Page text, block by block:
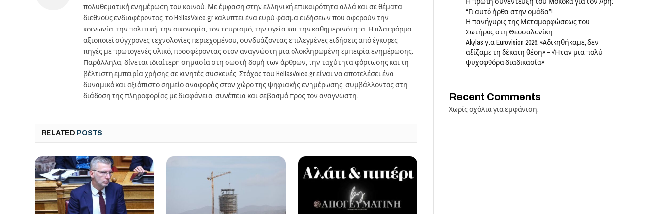
πολυθεματική ενημέρωση του κοινού. Με έμφαση στην ελληνική επικαιρότητα αλλά και σε θέματα
διεθνούς ενδιαφέροντος, το HellasVoice.gr καλύπτει ένα ευρύ φάσμα ειδήσεων που αφορούν την
κοινωνία, την πολιτική, την οικονομία, τον τουρισμό, την υγεία και την καθημερινότητα. Η πλατφόρμα
αξιοποιεί σύγχρονες τεχνολογίες περιεχομένου, συνδυάζοντας επιλεγμένες ειδήσεις από έγκυρες
πηγές με πρωτογενές υλικό, προσφέροντας στον αναγνώστη μια ολοκληρωμένη εμπειρία ενημέρωσης.
Παράλληλα, δίνεται ιδιαίτερη σημασία στη σωστή δομή των άρθρων, την ταχύτητα φόρτωσης και τη
βέλτιστη εμπειρία χρήσης σε κινητές συσκευές. Στόχος του HellasVoice.gr είναι να αποτελέσει ένα
δυναμικό και αξιόπιστο σημείο αναφοράς στον χώρο της ψηφιακής ενημέρωσης, συμβάλλοντας στη
διάδοση της πληροφορίας με διαφάνεια, συνέπεια και σεβασμό προς τον αναγνώστη.
RELATED POSTS
“Γι αυτό ήρθα στην ομάδα”!
Η πανήγυρις της Μεταμορφώσεως του
Σωτήρος στη Θεσσαλονίκη
Akylas για Eurovision 2026: «Aδικηθήκαμε, δεν
αξίζαμε τη δέκατη θέση» – «Ήταν μια πολύ
ψυχοφθόρα διαδικασία»
Recent Comments
Χωρίς σχόλια για εμφάνιση.